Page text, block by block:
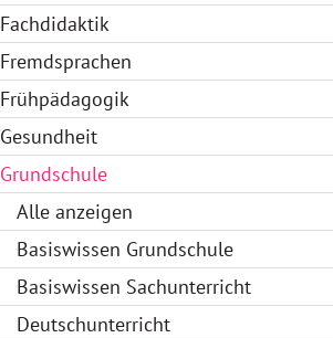
Fachdidaktik
Fremdsprachen
Frühpädagogik
Gesundheit
Grundschule
Alle anzeigen
Basiswissen Grundschule
Basiswissen Sachunterricht
Deutschunterricht